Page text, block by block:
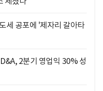
세 공포에 '제자리 갈아타
2분기 영업익 30% 성